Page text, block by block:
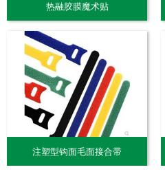
热融胶膜魔术贴
注塑型钩面毛面接合带